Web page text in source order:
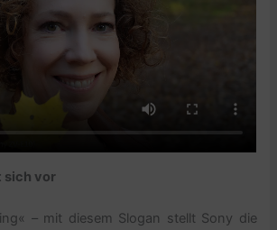
sich vor
– mit diesem Slogan stellt Sony die